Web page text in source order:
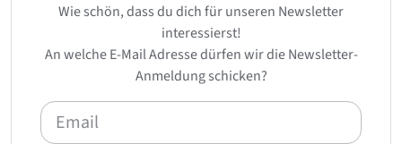
Wie schön, dass du dich für unseren Newsletter
interessierst!
An welche E-Mail Adresse dürfen wir die Newsletter-
Anmeldung schicken?